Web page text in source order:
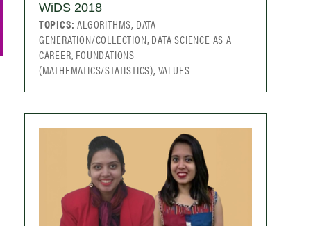
WiDS 2018
TOPICS:ALGORITHMS, DATA
GENERATION/COLLECTION, DATA SCIENCE AS A
CAREER, FOUNDATIONS
(MATHEMATICS/STATISTICS), VALUES